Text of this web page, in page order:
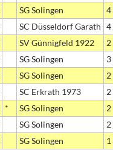
SG Solingen
4
SC Düsseldorf Garath 4
SV Günnigfeld 1922
2
SG Solingen
3
SG Solingen
2
SC Erkrath 1973
2
* SG Solingen
2
SG Solingen
2
SG Solingen 1